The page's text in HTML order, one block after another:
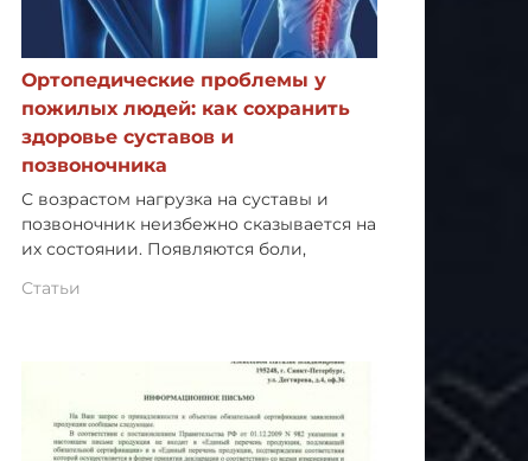
Ортопедические проблемы у
пожилых людей: как сохранить
здоровье суставов и
позвоночника
С возрастом нагрузка на суставы и
позвоночник неизбежно сказывается на
их состоянии. Появляются боли,
Статьи